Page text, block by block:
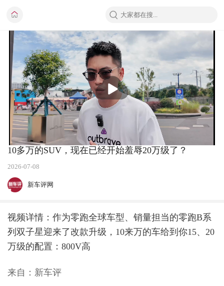
放
10多万的SUV，现在已经开始羞辱20万级了？
2026-07-08
新车评网
视频详情：作为零跑全球车型、销量担当的零跑B系
列双子星迎来了改款升级，10来万的车给到你15、20
万级的配置：800V高
来自：新车评